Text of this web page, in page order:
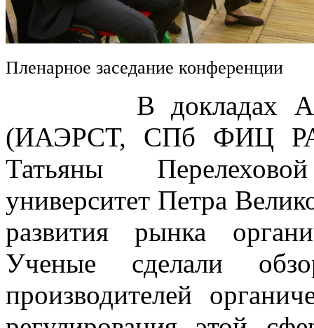
Пленарное заседание конференции
В докладах
(ИАЭРСТ, СПб ФИЦ
Татьяны
университет Петра
развития рынка
Ученые сделали
производителей